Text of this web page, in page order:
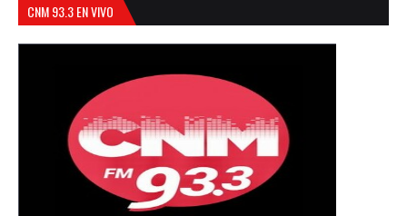
CNM 93.3 EN VIVO